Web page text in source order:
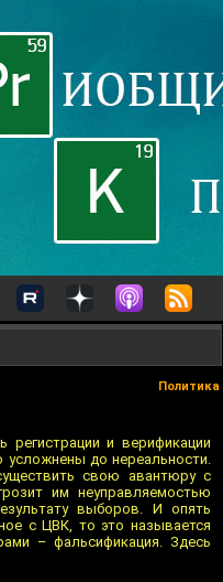
Политика
и верификации
усложнены до нереальности.
свою авантюру с
им неуправляемостью
выборов. И опять
с ЦВК, то это называется
– фальсификация. Здесь